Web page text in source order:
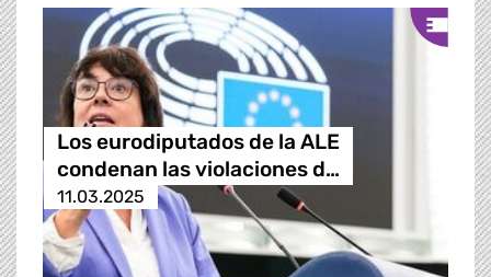
Los eurodiputados de la ALE
condenan las violaciones d…
11.03.2025